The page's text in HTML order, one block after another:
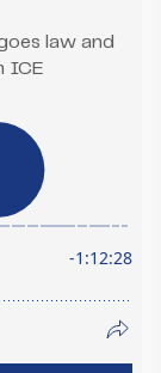
law and
ICE